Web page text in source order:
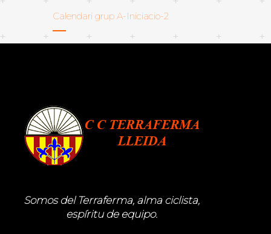
Calendari grup A-Iniciacio-2
Somos del Terraferma, alma ciclista,
espíritu de equipo.